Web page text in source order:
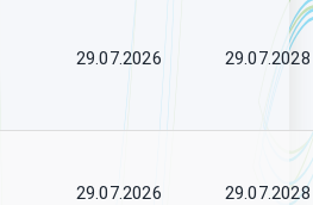
29.07.2026 29.07.2028
29.07.2026 29.07.2028